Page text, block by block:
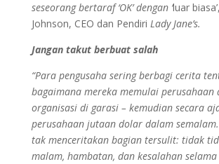
seseorang bertaraf ‘OK’ dengan ‘luar
Johnson, CEO dan Pendiri Lady Jane’s.
Jangan takut berbuat salah
“Para pengusaha sering berbagi cerita
bagaimana mereka memulai perusahaan
organisasi di garasi – kemudian secara
perusahaan jutaan dolar dalam
tak menceritakan bagian tersulit: tidak
malam, hambatan, dan kesalahan selama